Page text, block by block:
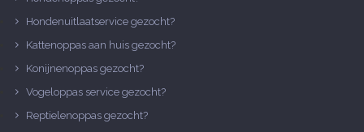
Hondenuitlaatservice gezocht?
Kattenoppas aan huis gezocht?
Konijnenoppas gezocht?
Vogeloppas service gezocht?
Reptielenoppas gezocht?